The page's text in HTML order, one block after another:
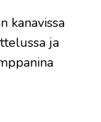
kanavissa
ja